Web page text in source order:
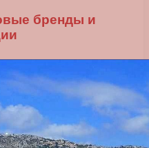
бренды и